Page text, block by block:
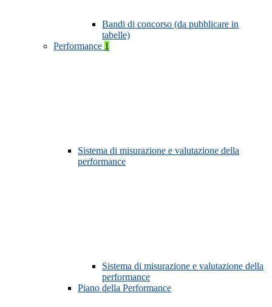
Bandi di concorso (da pubblicare in
tabelle)
Performance 1
Sistema di misurazione e valutazione della
performance
Sistema di misurazione e valutazione della
performance
Piano della Performance